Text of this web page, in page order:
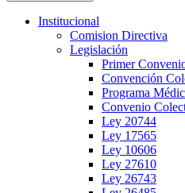
Institucional
Comision Directiva
Legislación
Primer
Convención
Programa
Convenio
Ley 20744
Ley 17565
Ley 10606
Ley 27610
Ley 26743